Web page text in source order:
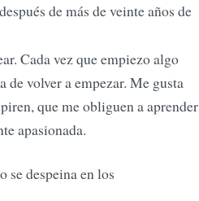
de más de veinte años de
Cada vez que empiezo algo
de volver a empezar. Me gusta
que me obliguen a aprender
apasionada.
se despeina en los